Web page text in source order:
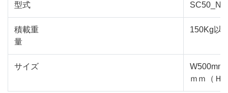
型式 SC50_N
積載重
量
150Kg以
サイズ
ｍｍ（Ｈ